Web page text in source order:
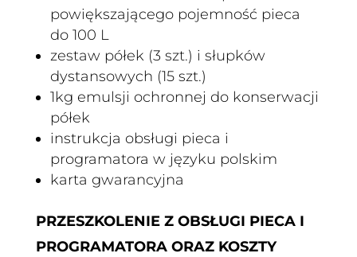
powiększającego pojemność pieca
do 100 L
zestaw półek (3 szt.) i słupków
dystansowych (15 szt.)
1kg emulsji ochronnej do konserwacji
półek
instrukcja obsługi pieca i
programatora w języku polskim
karta gwarancyjna
PRZESZKOLENIE Z OBSŁUGI PIECA I
PROGRAMATORA ORAZ KOSZTY